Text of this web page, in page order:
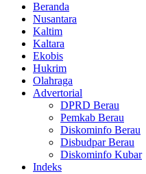
Beranda
Nusantara
Kaltim
Kaltara
Ekobis
Hukrim
Olahraga
Advertorial
DPRD Berau
Pemkab Berau
Diskominfo Berau
Disbudpar Berau
Diskominfo Kubar
Indeks